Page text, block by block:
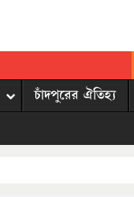
চাঁদপুরের ঐতিহ্য